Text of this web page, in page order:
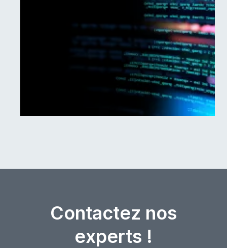
outil incontournable pour les
entreprises souhaitant rester
Contactez nos
experts !